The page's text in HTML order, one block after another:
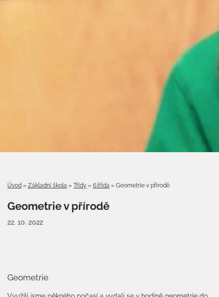
Úvod » Základní škola » Třídy » 6.třída » Geometrie v přírodě
Geometrie v přírodě
22. 10. 2022
Geometrie